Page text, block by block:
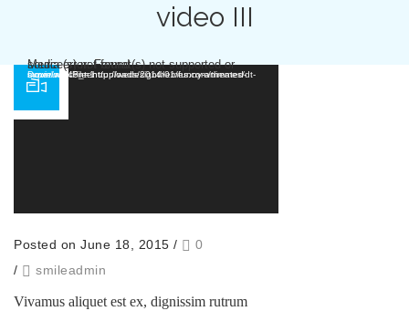
video III
Video Player
Media error: Format(s) not supported or source(s) not found
Download File: http://wedesignthemes.com/themes/dt-super/wp-content/uploads/2014/01/funny-animated-movie.mp4?_=1
Posted on June 18, 2015 /
0
/
smileadmin
Vivamus aliquet est ex, dignissim rutrum